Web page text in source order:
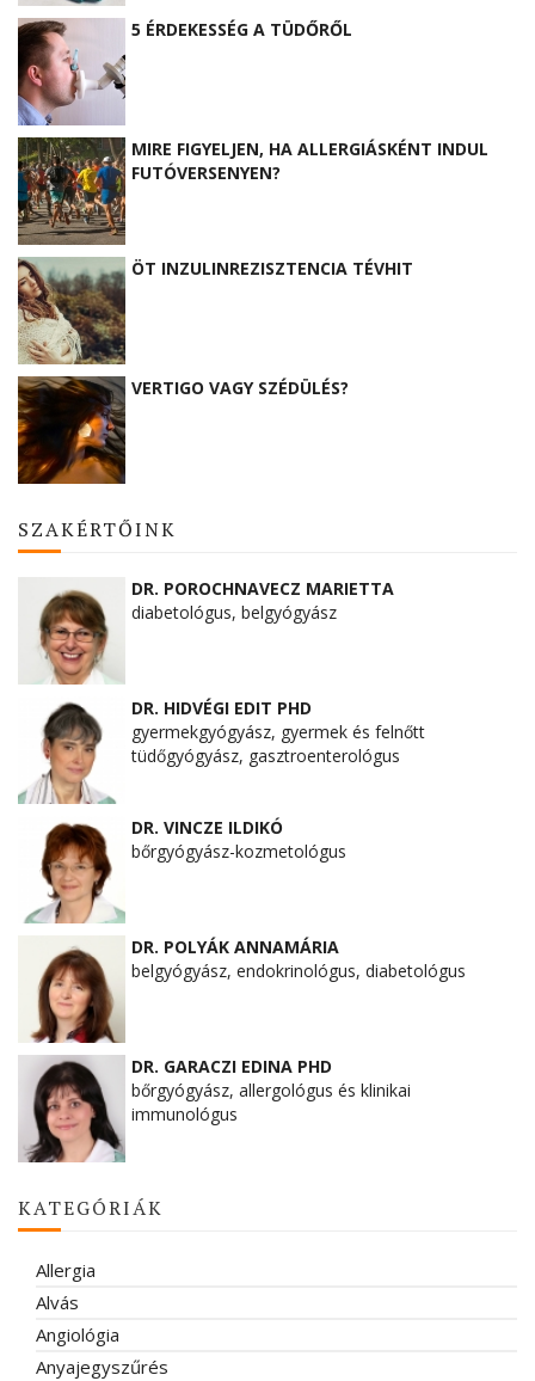
5 ÉRDEKESSÉG A TÜDŐRŐL
MIRE FIGYELJEN, HA ALLERGIÁSKÉNT INDUL
FUTÓVERSENYEN?
ÖT INZULINREZISZTENCIA TÉVHIT
VERTIGO VAGY SZÉDÜLÉS?
SZAKÉRTŐINK
DR. POROCHNAVECZ MARIETTA
diabetológus, belgyógyász
DR. HIDVÉGI EDIT PHD
gyermekgyógyász, gyermek és felnőtt
tüdőgyógyász, gasztroenterológus
DR. VINCZE ILDIKÓ
bőrgyógyász-kozmetológus
DR. POLYÁK ANNAMÁRIA
belgyógyász, endokrinológus, diabetológus
DR. GARACZI EDINA PHD
bőrgyógyász, allergológus és klinikai
immunológus
KATEGÓRIÁK
Allergia
Alvás
Angiológia
Anyajegyszűrés